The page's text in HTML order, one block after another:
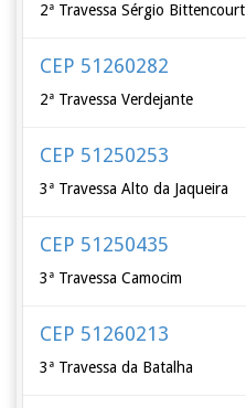
2ª Travessa Sérgio Bittencourt
CEP 51260282
2ª Travessa Verdejante
CEP 51250253
3ª Travessa Alto da Jaqueira
CEP 51250435
3ª Travessa Camocim
CEP 51260213
3ª Travessa da Batalha